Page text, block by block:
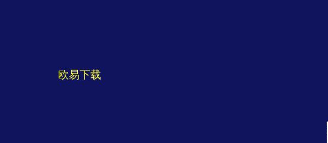
欧易下载